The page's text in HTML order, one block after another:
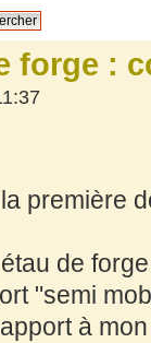
forge :
première
de
"semi
à